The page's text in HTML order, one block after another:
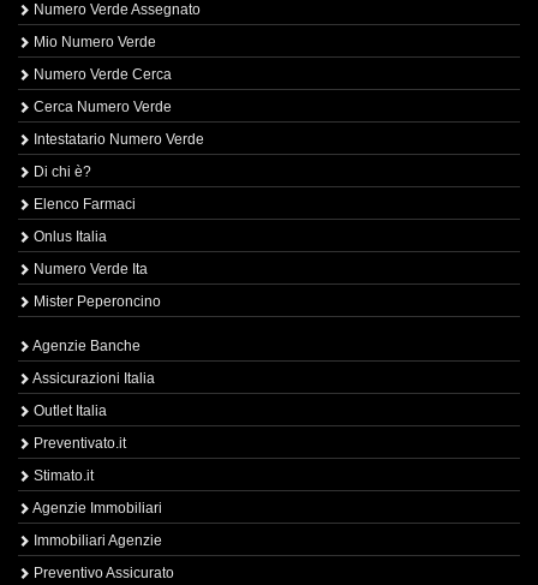
Numero Verde Assegnato
Mio Numero Verde
Numero Verde Cerca
Cerca Numero Verde
Intestatario Numero Verde
Di chi è?
Elenco Farmaci
Onlus Italia
Numero Verde Ita
Mister Peperoncino
Agenzie Banche
Assicurazioni Italia
Outlet Italia
Preventivato.it
Stimato.it
Agenzie Immobiliari
Immobiliari Agenzie
Preventivo Assicurato